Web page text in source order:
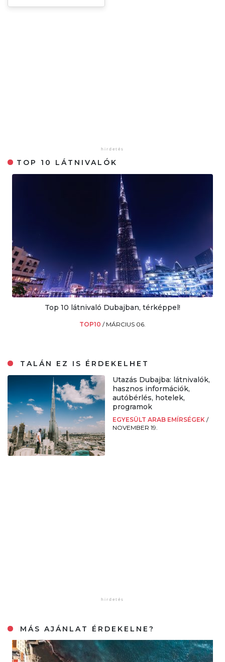
TOP 10 LÁTNIVALÓK
Top 10 látnivaló Dubajban, térképpel!
TOP10 / MÁRCIUS 06.
TALÁN EZ IS ÉRDEKELHET
Utazás Dubajba: látnivalók,
hasznos információk,
autóbérlés, hotelek,
programok
EGYESÜLT ARAB EMÍRSÉGEK /
NOVEMBER 19.
MÁS AJÁNLAT ÉRDEKELNE?